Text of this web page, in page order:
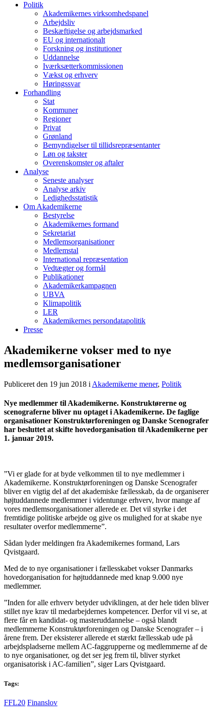
Politik
Akademikernes virksomhedspanel
Arbejdsliv
Beskæftigelse og arbejdsmarked
EU og internationalt
Forskning og institutioner
Uddannelse
Iværksætterkommissionen
Vækst og erhverv
Høringssvar
Forhandling
Stat
Kommuner
Regioner
Privat
Grønland
Bemyndigelser til tillidsrepræsentanter
Løn og takster
Overenskomster og aftaler
Analyse
Seneste analyser
Analyse arkiv
Ledighedsstatistik
Om Akademikerne
Bestyrelse
Akademikernes formand
Sekretariat
Medlemsorganisationer
Medlemstal
International repræsentation
Vedtægter og formål
Publikationer
Akademikerkampagnen
UBVA
Klimapolitik
LER
Akademikernes persondatapolitik
Presse
Akademikerne vokser med to nye
medlemsorganisationer
Publiceret den 19 jun 2018 i Akademikerne mener, Politik
Nye medlemmer til Akademikerne. Konstruktørerne og
scenograferne bliver nu optaget i Akademikerne. De faglige
organisationer Konstruktørforeningen og Danske Scenografer
har besluttet at skifte hovedorganisation til Akademikerne per
1. januar 2019.
”Vi er glade for at byde velkommen til to nye medlemmer i
Akademikerne. Konstruktørforeningen og Danske Scenografer
bliver en vigtig del af det akademiske fællesskab, da de organiserer
højtuddannede medlemmer i videntunge erhverv, hvor mange af
vores medlemsorganisationer allerede er. Det vil styrke i det
fremtidige politiske arbejde og give os mulighed for at skabe nye
resultater overfor medlemmerne”.
Sådan lyder meldingen fra Akademikernes formand, Lars
Qvistgaard.
Med de to nye organisationer i fællesskabet vokser Danmarks
hovedorganisation for højtuddannede med knap 9.000 nye
medlemmer.
”Inden for alle erhverv betyder udviklingen, at der hele tiden bliver
stillet nye krav til medarbejdernes kompetencer. Derfor vil vi se, at
flere får en kandidat- og masteruddannelse – også blandt
medlemmerne Konstruktørforeningen og Danske Scenografer – i
årene frem. Der eksisterer allerede et stærkt fællesskab ude på
arbejdspladserne mellem AC-faggrupperne og medlemmerne af de
to nye organisationer, og det ser jeg frem til, bliver styrket
organisatorisk i AC-familien”, siger Lars Qvistgaard.
Tags:
FFL20 Finanslov